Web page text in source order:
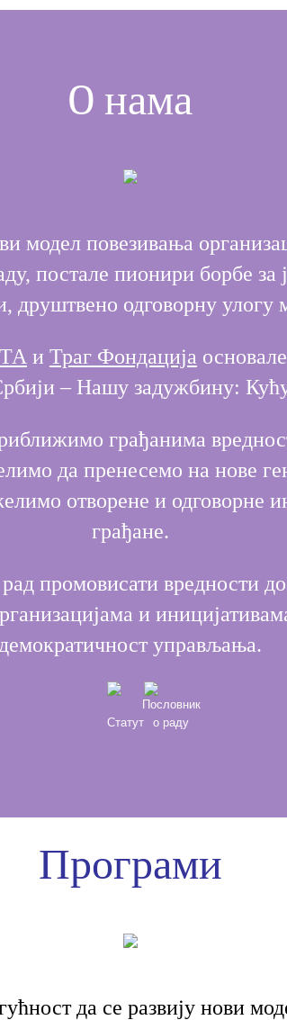
O нама
модел повезивања
постале пионири борбе за
друштвено одговорну улогу
и Траг Фондација
– Нашу задужбину:
грађанима
да пренесемо на нове
отворене и одговорне
грађане.
промовисати вредности
и
демократичност управљања.
Статут
Пословник
о раду
Програми
да се развију нови